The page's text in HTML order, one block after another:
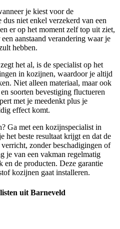
je kiest voor de
niet enkel verzekerd van een
er op het moment zelf top uit ziet,
aanstaand verandering waar je
hebben.
het al, is de specialist op het
in kozijnen, waardoor je altijd
Niet alleen materiaal, maar ook
soorten bevestiging fluctueren
met je meedenkt plus je
effect komt.
Ga met een kozijnspecialist in
het beste resultaat krijgt en dat de
zonder beschadigingen of
je van een vakman regelmatig
en de producten. Deze garantie
kozijnen gaat installeren.
uit Barneveld